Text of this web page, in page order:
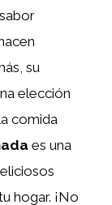
su
elección
comida
es una
hogar. ¡No